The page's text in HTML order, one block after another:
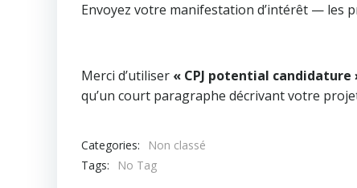
Envoyez votre manifestation d’intérêt — les
Merci d’utiliser « CPJ potential candidature
qu’un court paragraphe décrivant votre
Categories:
Non classé
Tags:
No Tag